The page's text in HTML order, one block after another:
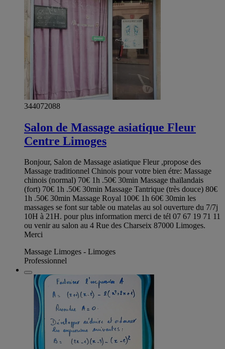
344072088
Salon de Massage asiatique Fleur
Centre Limoges
Bonjour, Salon de Massage asiatique Fleur ,propose des
Massage traditionnel Chinois pour votre bien étre: Massage
chinois (normal) 70€ 1h .50€ 30min Massage thaïlandais
(fort) 70€ 1h .50€ 30min Massage Tantrique (très douce) 80€
1h .50€ 30min Massage Royal 100€ 1h 60€ 30min les
massages se font sur table ou matelas au sol ouverture du 7/7j
10H à 21H. pour plus information merci de tél 07 67 19 71 11
ou venir au salon au 4 Rue des Charseix 87000 Limoges.
Merci
Massage Limoges - Limoges
Professionnel